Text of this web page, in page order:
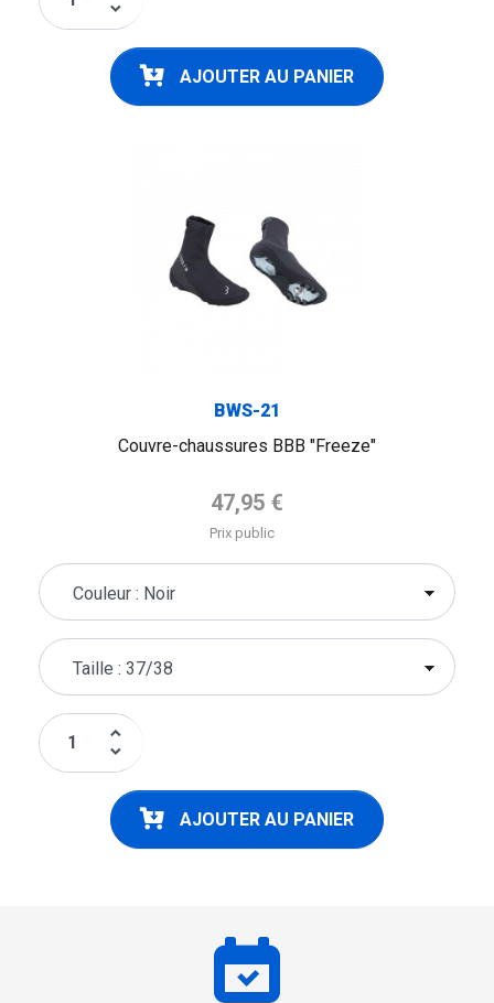
keyboard_arrow_down
AJOUTER AU PANIER
BWS-21
Couvre-chaussures BBB "Freeze"
Prix de base
47,95 €
Prix public
keyboard_arrow_up
keyboard_arrow_down
AJOUTER AU PANIER